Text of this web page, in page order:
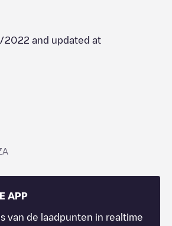
2022 and updated at
APP
van de laadpunten in realtime